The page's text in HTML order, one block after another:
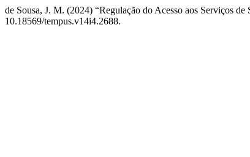
de Sousa, J. M. (2024) “Regulação do Acesso aos Serviços
10.18569/tempus.v14i4.2688.